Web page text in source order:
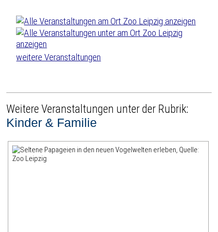
weitere Veranstaltungen
Weitere Veranstaltungen unter der Rubrik:
Kinder & Familie